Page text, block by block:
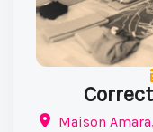
Maison